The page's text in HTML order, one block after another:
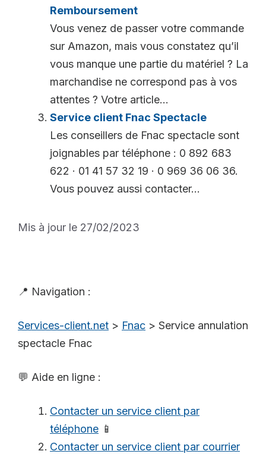
Remboursement
Vous venez de passer votre commande
sur Amazon, mais vous constatez qu’il
vous manque une partie du matériel ? La
marchandise ne correspond pas à vos
attentes ? Votre article...
Service client Fnac Spectacle
Les conseillers de Fnac spectacle sont
joignables par téléphone : 0 892 683
622 · 01 41 57 32 19 · 0 969 36 06 36.
Vous pouvez aussi contacter...
Mis à jour le 27/02/2023
📍 Navigation :
Services-client.net > Fnac > Service annulation
spectacle Fnac
💬 Aide en ligne :
Contacter un service client par
téléphone 📱
Contacter un service client par courrier